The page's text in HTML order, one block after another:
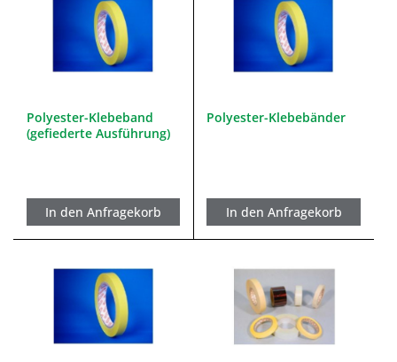
Polyester-Klebeband
(gefiederte Ausführung)
In den Anfragekorb
Polyester-Klebebänder
In den Anfragekorb